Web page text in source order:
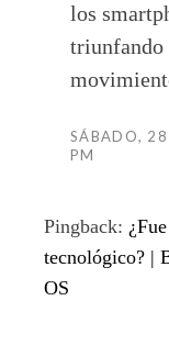
los
triunfando
SÁBADO,
PM
Pingback:
tecnológico? |
OS